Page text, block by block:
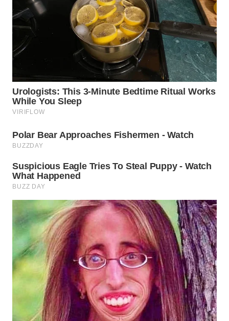
NATUNA
WN
BINTAN
MANDALIKA
WN
LIKUPANG
WN
WN
Wahana
Media
Group
WAHANA
NEWS
WAHANA
TANI